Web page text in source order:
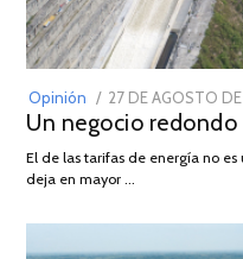
Opinión
POSTED
ON
27 DE AGOSTO
Un negocio redondo
El de las tarifas de energía no
deja en mayor …